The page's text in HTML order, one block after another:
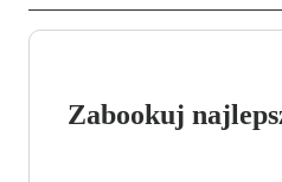
Zabookuj